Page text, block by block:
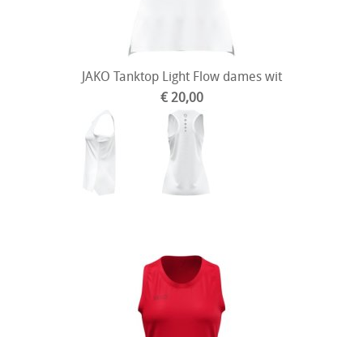
JAKO Tanktop Light Flow dames wit
€ 20,00